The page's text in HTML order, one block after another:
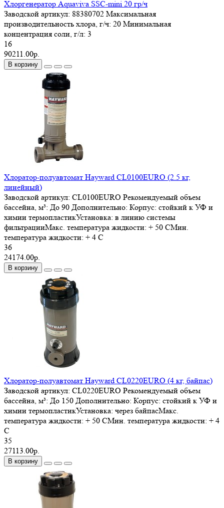
Хлоргенератор Aquaviva SSC-mini 20 гр/ч
Заводской артикул: 88380702 Максимальная
производительность хлора, г/ч: 20 Минимальная
концентрация соли, г/л: 3
16
90211.00р.
В корзину
Хлоратор-полуавтомат Hayward CL0100EURO (2.5 кг,
линейный)
Заводской артикул: CL0100EURO Рекомендуемый объем
бассейна, м³: До 90 Дополнительно: Корпус: стойкий к УФ и
химии термопластикУстановка: в линию системы
фильтрацииМакс. температура жидкости: + 50 СМин.
температура жидкости: + 4 С
36
24174.00р.
В корзину
Хлоратор-полуавтомат Hayward CL0220EURO (4 кг, байпас)
Заводской артикул: CL0220EURO Рекомендуемый объем
бассейна, м³: До 150 Дополнительно: Корпус: стойкий к УФ и
химии термопластикУстановка: через байпасМакс.
температура жидкости: + 50 СМин. температура жидкости: + 4
С
35
27113.00р.
В корзину